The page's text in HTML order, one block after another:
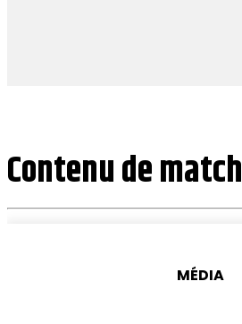
Contenu de match
MÉDIA